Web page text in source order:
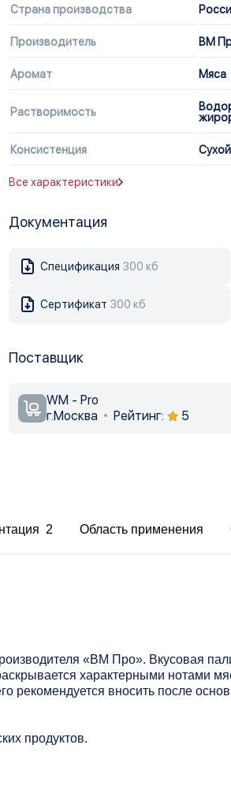
Страна производства
Производитель ВМ
Аромат Мяса
Растворимость
Консистенция Сухой
Все характеристики
Документация
Спецификация 300 кб
Сертификат 300 кб
Поставщик
WM - Pro
г.Москва
Рейтинг: 5
2 Область применения
«ВМ Про». Вкусовая
характерными нотами
рекомендуется вносить после
продуктов.